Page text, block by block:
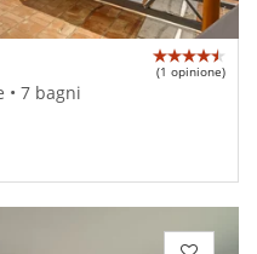
(1 opinione)
• 7 bagni